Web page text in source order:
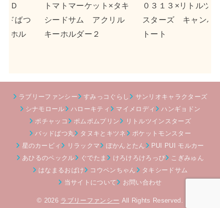
タキ
ル
０３１３×リトルツイン
スターズ キャンバス
トート
ｎｓｎ×ポチャッコ ア
クリルキーホルダー２
ラブリーファンシー すみっコぐらし
サンリオキャラクターズ
シナモロール
ハローキティ マイメロディ
ハンギョドン
ポチャッコ
ポムポムプリン
リトルツインスターズ
バッドばつ丸
タヌキとキツネ
ポケットモンスター
星のカービィ
リラックマ ぽかんとたん
PUI PUI モルカー
あひるのペックル
ぐでたま けろけろけろっぴ
こぎみゅん
はなまるおばけ
コウペンちゃん
タキシードサム
当サイトについて
お問い合わせ
© 2026 ラブリーファンシー All Rights Reserved.